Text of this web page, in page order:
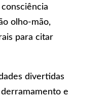
olho-mão,
para citar
divertidas
e